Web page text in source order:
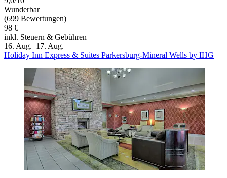
Wunderbar
(699 Bewertungen)
98 €
inkl. Steuern & Gebühren
16. Aug.–17. Aug.
Holiday Inn Express & Suites Parkersburg-Mineral Wells by IHG